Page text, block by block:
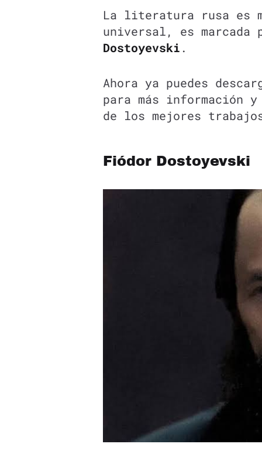
La literatura rusa es
universal, es marcada
Dostoyevski .
Ahora ya puedes
para más información
de los mejores
Fiódor Dostoyevski